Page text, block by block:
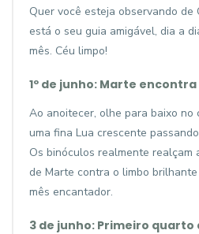
Quer você esteja observando de
está o seu guia amigável, dia a
mês. Céu limpo!
1º de junho: Marte encontra
Ao anoitecer, olhe para baixo no
uma fina Lua crescente
Os binóculos realmente
de Marte contra o limbo
mês encantador.
3 de junho: Primeiro quarto